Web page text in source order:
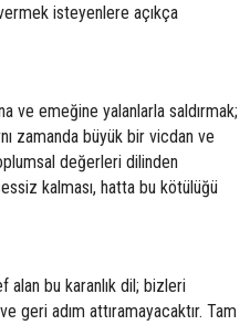
isteyenlere açıkça
ve emeğine yalanlarla saldırmak;
zamanda büyük bir vicdan ve
değerleri dilinden
kalması, hatta bu kötülüğü
alan bu karanlık dil; bizleri
geri adım attıramayacaktır. Tam